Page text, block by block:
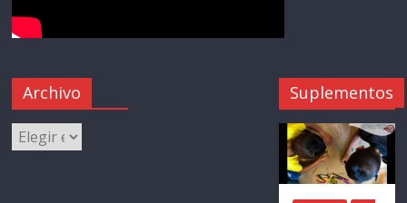
Archivo Suplementos